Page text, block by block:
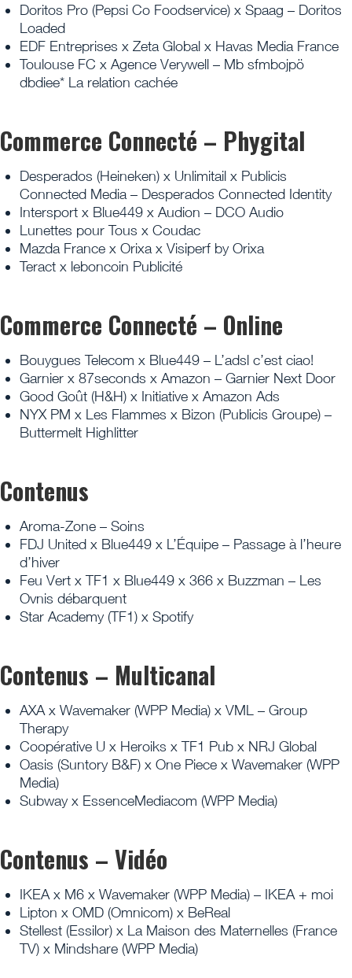
Doritos Pro (Pepsi Co Foodservice) x Spaag – Doritos
Loaded
EDF Entreprises x Zeta Global x Havas Media France
Toulouse FC x Agence Verywell – Mb sfmbojpö
dbdiee* La relation cachée
Commerce Connecté – Phygital
Desperados (Heineken) x Unlimitail x Publicis
Connected Media – Desperados Connected Identity
Intersport x Blue449 x Audion – DCO Audio
Lunettes pour Tous x Coudac
Mazda France x Orixa x Visiperf by Orixa
Teract x leboncoin Publicité
Commerce Connecté – Online
Bouygues Telecom x Blue449 – L’adsl c’est ciao!
Garnier x 87seconds x Amazon – Garnier Next Door
Good Goût (H&H) x Initiative x Amazon Ads
NYX PM x Les Flammes x Bizon (Publicis Groupe) –
Buttermelt Highlitter
Contenus
Aroma-Zone – Soins
FDJ United x Blue449 x L’Équipe – Passage à l’heure
d’hiver
Feu Vert x TF1 x Blue449 x 366 x Buzzman – Les
Ovnis débarquent
Star Academy (TF1) x Spotify
Contenus – Multicanal
AXA x Wavemaker (WPP Media) x VML – Group
Therapy
Coopérative U x Heroiks x TF1 Pub x NRJ Global
Oasis (Suntory B&F) x One Piece x Wavemaker (WPP
Media)
Subway x EssenceMediacom (WPP Media)
Contenus – Vidéo
IKEA x M6 x Wavemaker (WPP Media) – IKEA + moi
Lipton x OMD (Omnicom) x BeReal
Stellest (Essilor) x La Maison des Maternelles (France
TV) x Mindshare (WPP Media)